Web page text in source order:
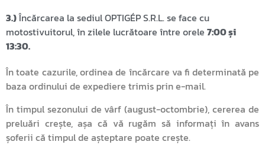
3.)Încărcarea la sediul OPTIGÉP S.R.L. se face cu
motostivuitorul, în zilele lucrătoare între orele 7:00 și
13:30.
În toate cazurile, ordinea de încărcare va fi determinată pe
baza ordinului de expediere trimis prin e-mail.
În timpul sezonului de vârf (august-octombrie), cererea de
preluări crește, așa că vă rugăm să informați în avans
șoferii că timpul de așteptare poate crește.